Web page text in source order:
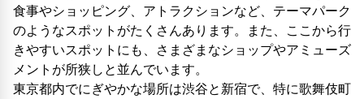
食事やショッピング、アトラクションなど、テーマパーク
のようなスポットがたくさんあります。また、ここから行
きやすいスポットにも、さまざまなショップやアミューズ
メントが所狭しと並んでいます。
東京都内でにぎやかな場所は渋谷と新宿で、特に歌舞伎町